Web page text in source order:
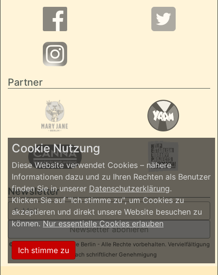
Partner
Newsletter
Newsletter abonieren
© 2026 ReggaeInBerlin.de Berlin - Alle Rechte vorbehalten. Vervielfältigung
nur nach schriftlicher Genehmigung
Cookie Nutzung
Diese Website verwendet Cookies – nähere
Informationen dazu und zu Ihren Rechten als Benutzer
finden Sie in unserer Datenschutzerklärung.
Klicken Sie auf "Ich stimme zu", um Cookies zu
akzeptieren und direkt unsere Website besuchen zu
können.Nur essentielle Cookies erlauben
Ich stimme zu